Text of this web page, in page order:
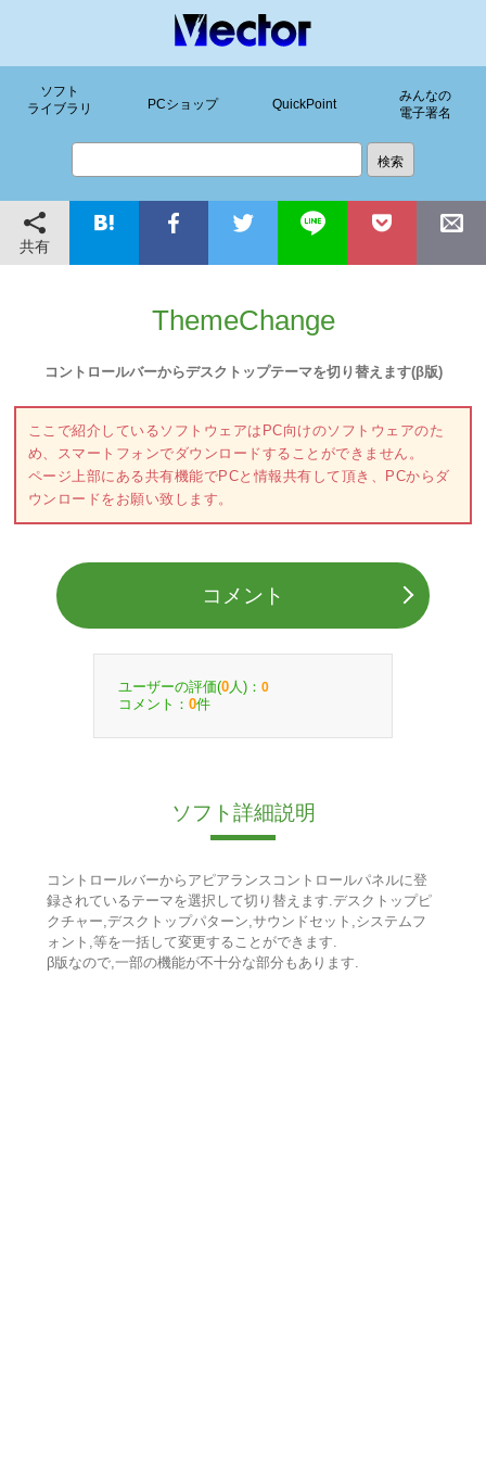
ソフト
ライブラリ
PCショップ QuickPoint
みんなの
電子署名
共有
ThemeChange
コントロールバーからデスクトップテーマを切り替えます(β版)
ここで紹介しているソフトウェアはPC向けのソフトウェアのた
め、スマートフォンでダウンロードすることができません。
ページ上部にある共有機能でPCと情報共有して頂き、PCからダ
ウンロードをお願い致します。
コメント
ユーザーの評価(0 人)： 0
コメント： 0件
ソフト詳細説明
コントロールバーからアピアランスコントロールパネルに登
録されているテーマを選択して切り替えます.デスクトップピ
クチャー,デスクトップパターン,サウンドセット,システムフ
ォント,等を一括して変更することができます.
β版なので,一部の機能が不十分な部分もあります.